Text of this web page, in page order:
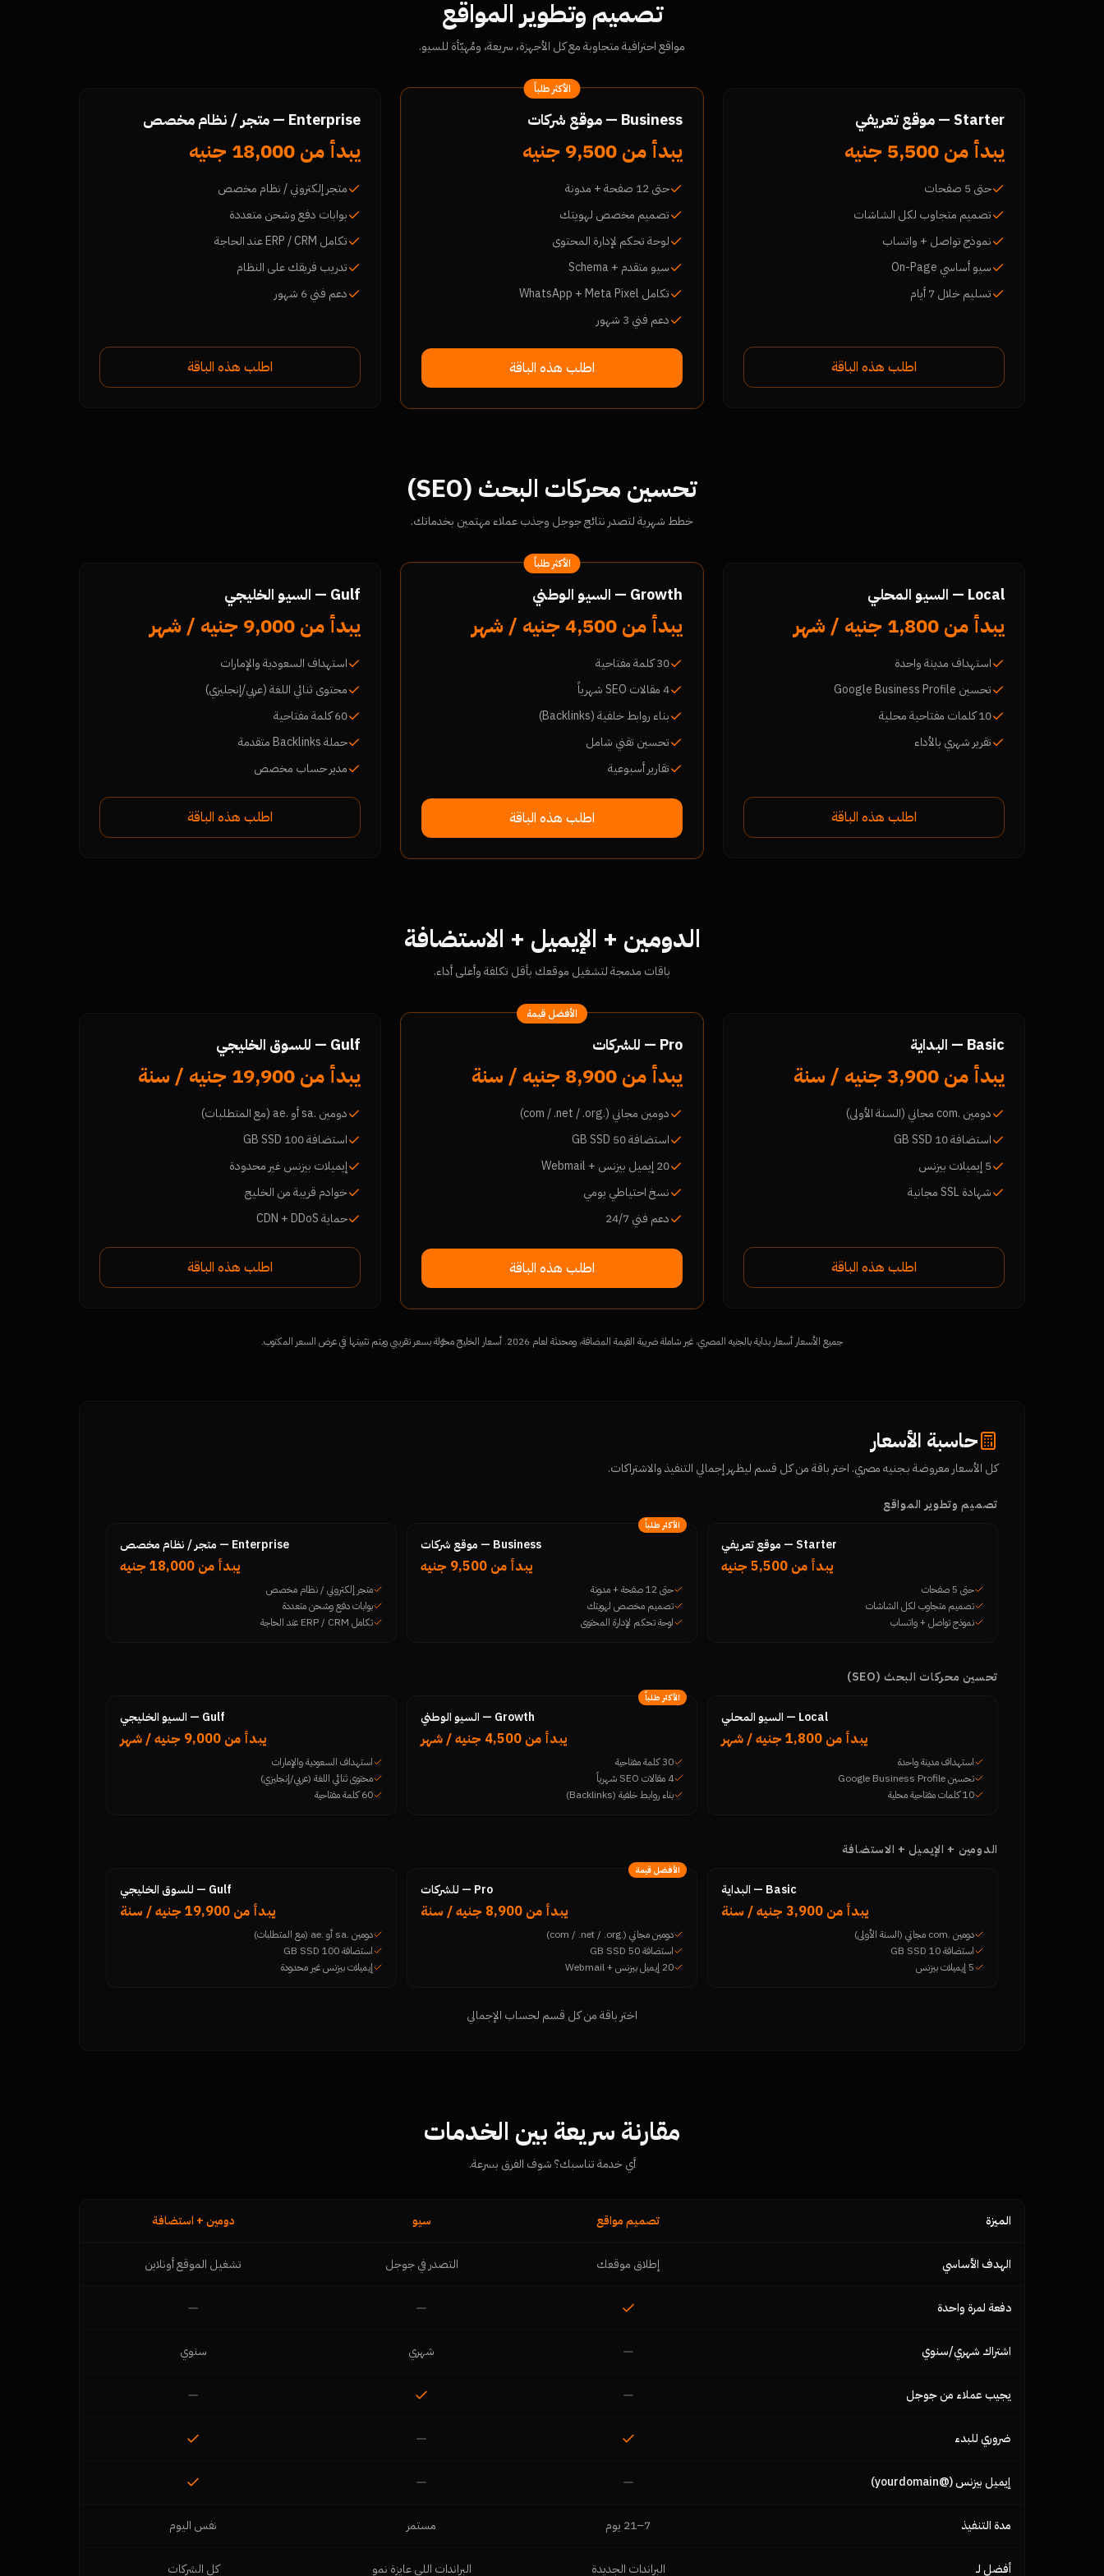
تصميم وتطوير المواقع
مواقع احترافية متجاوبة مع كل الأجهزة، سريعة، ومُهيّأة للسيو.
Starter — موقع تعريفي
يبدأ من 5,500 جنيه
حتى 5 صفحات
تصميم متجاوب لكل الشاشات
نموذج تواصل + واتساب
سيو أساسي On-Page
تسليم خلال 7 أيام
اطلب هذه الباقة
الأكثر طلباً
Business — موقع شركات
يبدأ من 9,500 جنيه
حتى 12 صفحة + مدونة
تصميم مخصص لهويتك
لوحة تحكم لإدارة المحتوى
سيو متقدم + Schema
تكامل WhatsApp + Meta Pixel
دعم فني 3 شهور
اطلب هذه الباقة
Enterprise — متجر / نظام مخصص
يبدأ من 18,000 جنيه
متجر إلكتروني / نظام مخصص
بوابات دفع وشحن متعددة
تكامل ERP / CRM عند الحاجة
تدريب فريقك على النظام
دعم فني 6 شهور
اطلب هذه الباقة
تحسين محركات البحث (SEO)
خطط شهرية لتصدر نتائج جوجل وجذب عملاء مهتمين بخدماتك.
Local — السيو المحلي
يبدأ من 1,800 جنيه / شهر
استهداف مدينة واحدة
تحسين Google Business Profile
10 كلمات مفتاحية محلية
تقرير شهري بالأداء
اطلب هذه الباقة
الأكثر طلباً
Growth — السيو الوطني
يبدأ من 4,500 جنيه / شهر
30 كلمة مفتاحية
4 مقالات SEO شهرياً
بناء روابط خلفية (Backlinks)
تحسين تقني شامل
تقارير أسبوعية
اطلب هذه الباقة
Gulf — السيو الخليجي
يبدأ من 9,000 جنيه / شهر
استهداف السعودية والإمارات
محتوى ثنائي اللغة (عربي/إنجليزي)
60 كلمة مفتاحية
حملة Backlinks متقدمة
مدير حساب مخصص
اطلب هذه الباقة
الدومين + الإيميل + الاستضافة
باقات مدمجة لتشغيل موقعك بأقل تكلفة وأعلى أداء.
Basic — البداية
يبدأ من 3,900 جنيه / سنة
دومين .com مجاني (السنة الأولى)
استضافة 10 GB SSD
5 إيميلات بيزنس
شهادة SSL مجانية
اطلب هذه الباقة
الأفضل قيمة
Pro — للشركات
يبدأ من 8,900 جنيه / سنة
دومين مجاني (.com / .net / .org)
استضافة 50 GB SSD
20 إيميل بيزنس + Webmail
نسخ احتياطي يومي
دعم فني 24/7
اطلب هذه الباقة
Gulf — للسوق الخليجي
يبدأ من 19,900 جنيه / سنة
دومين .sa أو .ae (مع المتطلبات)
استضافة 100 GB SSD
إيميلات بيزنس غير محدودة
خوادم قريبة من الخليج
حماية CDN + DDoS
اطلب هذه الباقة
جميع الأسعار أسعار بداية بالجنيه المصري، غير شاملة ضريبة القيمة المضافة، ومحدثة لعام 2026. أسعار الخليج محوّلة بسعر تقريبي ويتم تثبيتها في عرض السعر المكتوب.
حاسبة الأسعار
كل الأسعار معروضة بـجنيه مصري. اختر باقة من كل قسم ليظهر إجمالي التنفيذ والاشتراكات.
تصميم وتطوير المواقع
Starter — موقع تعريفي
يبدأ من 5,500 جنيه
حتى 5 صفحات
تصميم متجاوب لكل الشاشات
نموذج تواصل + واتساب
الأكثر طلباً
Business — موقع شركات
يبدأ من 9,500 جنيه
حتى 12 صفحة + مدونة
تصميم مخصص لهويتك
لوحة تحكم لإدارة المحتوى
Enterprise — متجر / نظام مخصص
يبدأ من 18,000 جنيه
متجر إلكتروني / نظام مخصص
بوابات دفع وشحن متعددة
تكامل ERP / CRM عند الحاجة
تحسين محركات البحث (SEO)
Local — السيو المحلي
يبدأ من 1,800 جنيه / شهر
استهداف مدينة واحدة
تحسين Google Business Profile
10 كلمات مفتاحية محلية
الأكثر طلباً
Growth — السيو الوطني
يبدأ من 4,500 جنيه / شهر
30 كلمة مفتاحية
4 مقالات SEO شهرياً
بناء روابط خلفية (Backlinks)
Gulf — السيو الخليجي
يبدأ من 9,000 جنيه / شهر
استهداف السعودية والإمارات
محتوى ثنائي اللغة (عربي/إنجليزي)
60 كلمة مفتاحية
الدومين + الإيميل + الاستضافة
Basic — البداية
يبدأ من 3,900 جنيه / سنة
دومين .com مجاني (السنة الأولى)
استضافة 10 GB SSD
5 إيميلات بيزنس
الأفضل قيمة
Pro — للشركات
يبدأ من 8,900 جنيه / سنة
دومين مجاني (.com / .net / .org)
استضافة 50 GB SSD
20 إيميل بيزنس + Webmail
Gulf — للسوق الخليجي
يبدأ من 19,900 جنيه / سنة
دومين .sa أو .ae (مع المتطلبات)
استضافة 100 GB SSD
إيميلات بيزنس غير محدودة
اختر باقة من كل قسم لحساب الإجمالي
مقارنة سريعة بين الخدمات
أي خدمة تناسبك؟ شوف الفرق بسرعة.
الميزة تصميم مواقع سيو دومين + استضافة
الهدف الأساسي إطلاق موقعك التصدر في جوجل تشغيل الموقع أونلاين
دفعة لمرة واحدة
اشتراك شهري/سنوي شهري سنوي
يجيب عملاء من جوجل
ضروري للبدء
إيميل بيزنس (@yourdomain)
مدة التنفيذ 7–21 يوم مستمر نفس اليوم
أفضل لـ البراندات الجديدة البراندات اللي عايزة نمو كل الشركات